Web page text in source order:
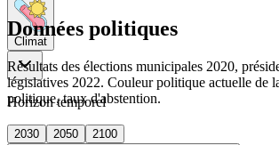
Climat
Horizon temporel
2030 2050
2100
Données politiques
Résultats des élections municipales 2020,
législatives 2022. Couleur politique actuelle de
politique, taux d'abstention.